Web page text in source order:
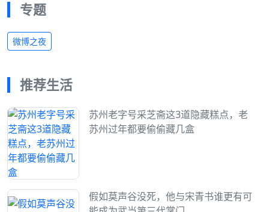
专题
微博之夜
推荐生活
苏州老字号采芝斋这3道隐藏糕点，老
苏州过年都要偷偷藏几盒
假如莫声谷没死，他与宋青书谁更有可